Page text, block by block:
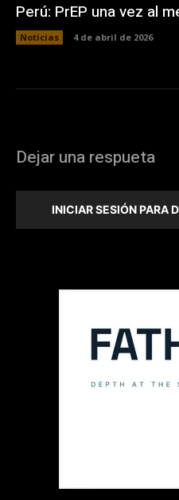
Perú: PrEP una vez al
Noticias 4 de abril de 2026
Dejar una respueta
INICIAR SESIÓN PARA